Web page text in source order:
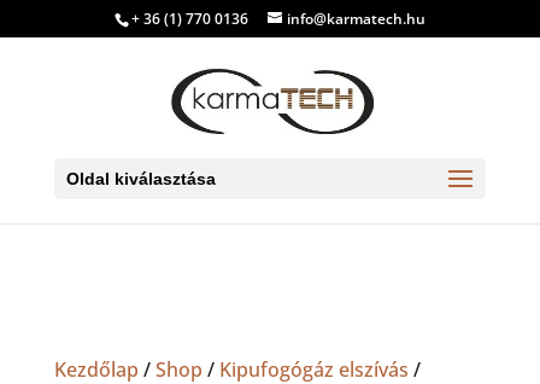
+ 36 (1) 770 0136 info@karmatech.hu
Oldal kiválasztása
Kezdőlap /Shop / Kipufogógáz elszívás /